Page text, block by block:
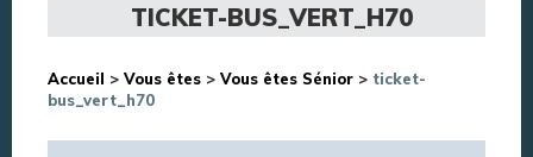
TICKET-BUS_VERT_H70
Accueil > Vous êtes > Vous êtes Sénior > ticket-
bus_vert_h70